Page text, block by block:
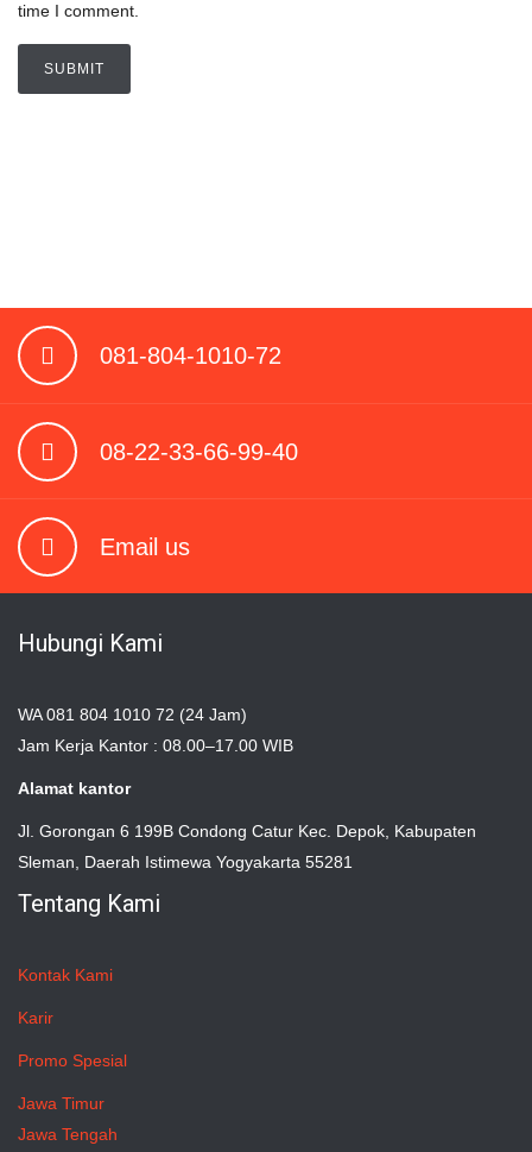
time I comment.
081-804-1010-72
08-22-33-66-99-40
Email us
Hubungi Kami
WA 081 804 1010 72 (24 Jam)
Jam Kerja Kantor : 08.00–17.00 WIB
Alamat kantor
Jl. Gorongan 6 199B Condong Catur Kec. Depok, Kabupaten
Sleman, Daerah Istimewa Yogyakarta 55281
Tentang Kami
Kontak Kami
Karir
Promo Spesial
Jawa Timur
Jawa Tengah